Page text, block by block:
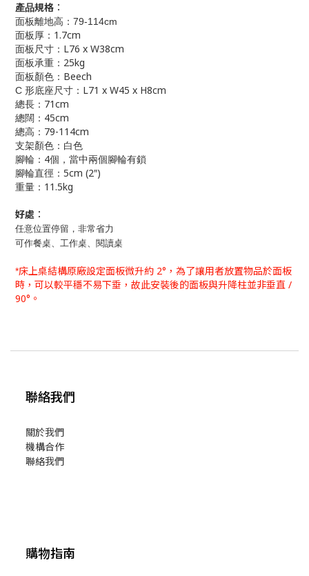
產品規格︰
面板離地高： 79-114cm
面板厚： 1.7cm
面板尺寸： L76 x W38cm
面板承重： 25kg
面板顏色： Beech
C 形底座尺寸： L71 x W45 x H8cm
總長： 71cm
總闊： 45cm
總高： 79-114cm
支架顏色：白色
腳輪： 4個，當中兩個腳輪有鎖
腳輪直徑： 5cm (2″)
重量： 11.5kg
好處︰
任意位置停留，非常省力
可作餐桌、工作桌、閱讀桌
*床上桌結構原廠設定面板微升約 2°，為了讓用者放置物品於面板
時，可以較平穩不易下垂，故此安裝後的面板與升降柱並非垂直 /
90°。
聯絡我們
關於我們
機構合作
聯絡我們
購物指南